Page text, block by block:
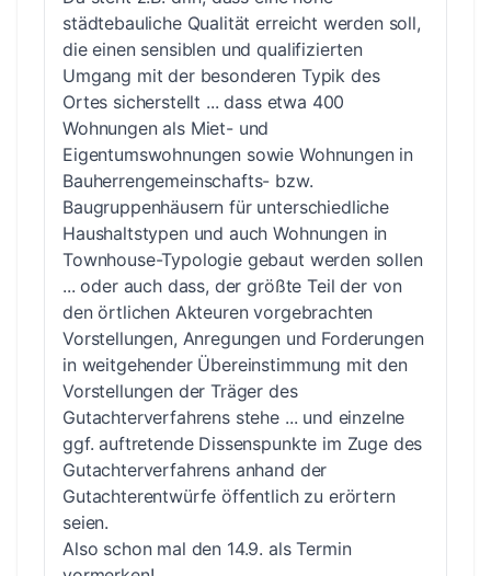
städtebauliche Qualität erreicht werden soll,
die einen sensiblen und qualifizierten
Umgang mit der besonderen Typik des
Ortes sicherstellt ... dass etwa 400
Wohnungen als Miet- und
Eigentumswohnungen sowie Wohnungen in
Bauherrengemeinschafts- bzw.
Baugruppenhäusern für unterschiedliche
Haushaltstypen und auch Wohnungen in
Townhouse-Typologie gebaut werden sollen
... oder auch dass, der größte Teil der von
den örtlichen Akteuren vorgebrachten
Vorstellungen, Anregungen und Forderungen
in weitgehender Übereinstimmung mit den
Vorstellungen der Träger des
Gutachterverfahrens stehe ... und einzelne
ggf. auftretende Dissenspunkte im Zuge des
Gutachterverfahrens anhand der
Gutachterentwürfe öffentlich zu erörtern
seien.
Also schon mal den 14.9. als Termin